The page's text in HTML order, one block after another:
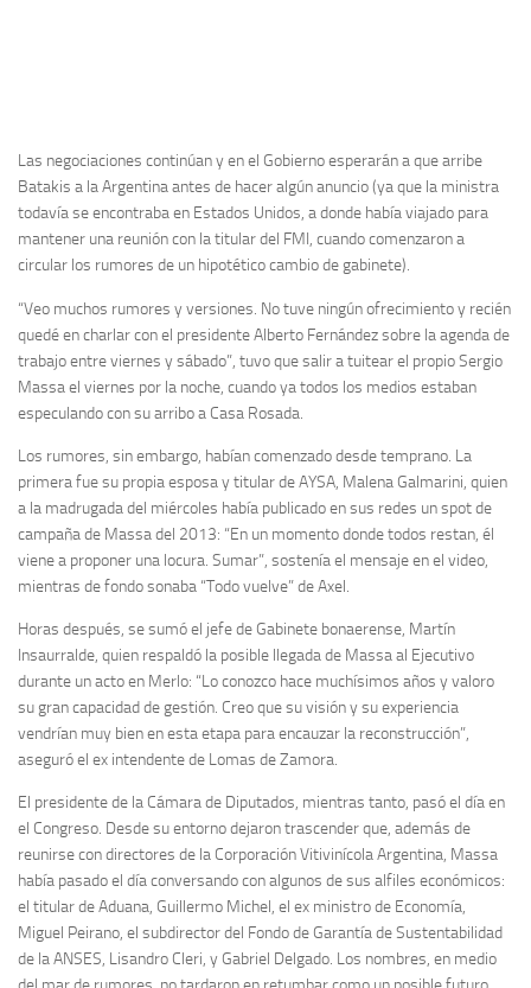
Las negociaciones continúan y en el Gobierno esperarán a que arribe
Batakis a la Argentina antes de hacer algún anuncio (ya que la ministra
todavía se encontraba en Estados Unidos, a donde había viajado para
mantener una reunión con la titular del FMI, cuando comenzaron a
circular los rumores de un hipotético cambio de gabinete).
“Veo muchos rumores y versiones. No tuve ningún ofrecimiento y recién
quedé en charlar con el presidente Alberto Fernández sobre la agenda de
trabajo entre viernes y sábado”, tuvo que salir a tuitear el propio Sergio
Massa el viernes por la noche, cuando ya todos los medios estaban
especulando con su arribo a Casa Rosada.
Los rumores, sin embargo, habían comenzado desde temprano. La
primera fue su propia esposa y titular de AYSA, Malena Galmarini, quien
a la madrugada del miércoles había publicado en sus redes un spot de
campaña de Massa del 2013: “En un momento donde todos restan, él
viene a proponer una locura. Sumar”, sostenía el mensaje en el video,
mientras de fondo sonaba “Todo vuelve” de Axel.
Horas después, se sumó el jefe de Gabinete bonaerense, Martín
Insaurralde, quien respaldó la posible llegada de Massa al Ejecutivo
durante un acto en Merlo: “Lo conozco hace muchísimos años y valoro
su gran capacidad de gestión. Creo que su visión y su experiencia
vendrían muy bien en esta etapa para encauzar la reconstrucción”,
aseguró el ex intendente de Lomas de Zamora.
El presidente de la Cámara de Diputados, mientras tanto, pasó el día en
el Congreso. Desde su entorno dejaron trascender que, además de
reunirse con directores de la Corporación Vitivinícola Argentina, Massa
había pasado el día conversando con algunos de sus alfiles económicos:
el titular de Aduana, Guillermo Michel, el ex ministro de Economía,
Miguel Peirano, el subdirector del Fondo de Garantía de Sustentabilidad
de la ANSES, Lisandro Cleri, y Gabriel Delgado. Los nombres, en medio